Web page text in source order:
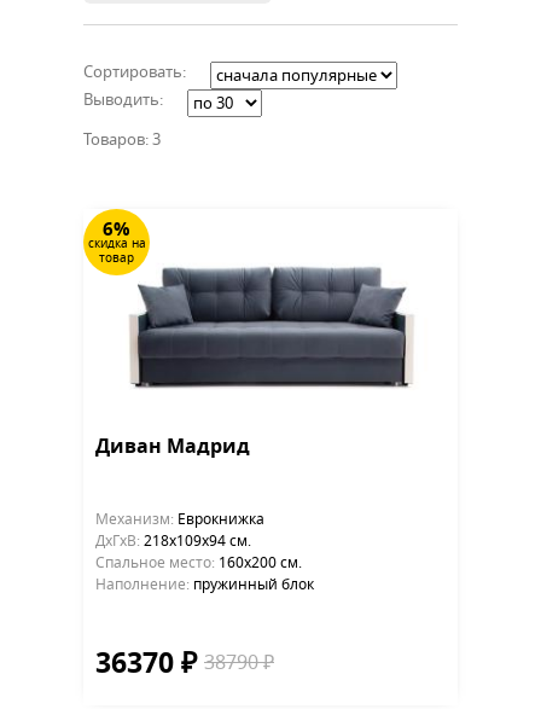
Сортировать:
Выводить:
Товаров: 3
6%
скидка на
товар
Диван Мадрид
Механизм: Еврокнижка
ДхГхВ: 218х109x94 см.
Cпальное место: 160х200 см.
Наполнение: пружинный блок
36370 ₽ 38790 ₽